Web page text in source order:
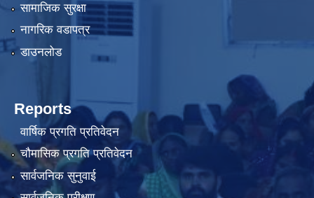
सामाजिक सुरक्षा
नागरिक वडापत्र
डाउनलोड
Reports
वार्षिक प्रगति प्रतिवेदन
चौमासिक प्रगति प्रतिवेदन
सार्वजनिक सुनुवाई